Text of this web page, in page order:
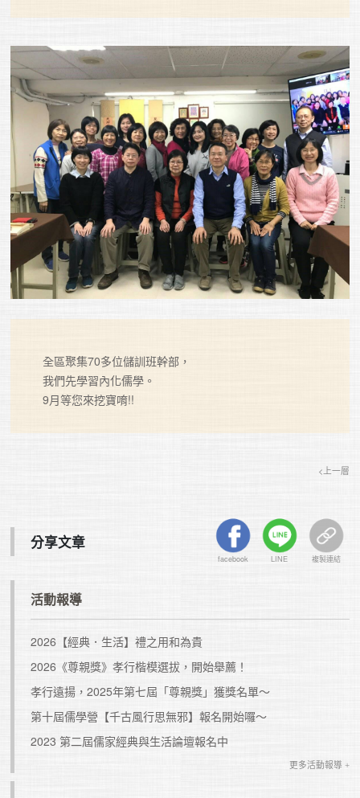
活動報導
2026【經典．生活】禮之用和為貴
2026《尊親獎》孝行楷模選拔，開始舉薦！
孝行遠揚，2025年第七屆「尊親獎」獲獎名單～
第十屆儒學營【千古風行思無邪】報名開始囉～
2023 第二屆儒家經典與生活論壇報名中
更多活動報導 +
分享文章
facebook LINE 複製連結
全區聚集70多位儲訓班幹部，
我們先學習內化儒學。
9月等您來挖寶唷!!
<上一層